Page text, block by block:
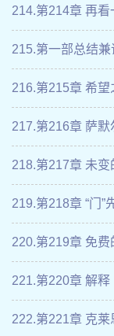
214.第214章 再看
215.第一部总结兼
216.第215章 希望
217.第216章 萨默
218.第217章 未变
219.第218章 “门”
220.第219章 免费
221.第220章 解释
222.第221章 克